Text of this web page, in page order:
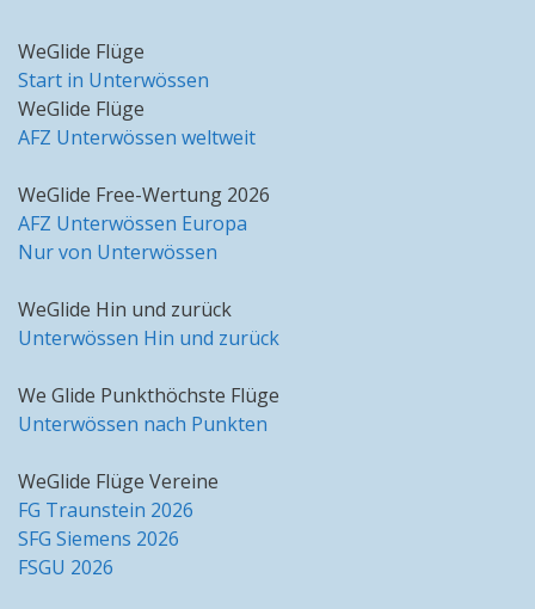
WeGlide Flüge
Start in Unterwössen
WeGlide Flüge
AFZ Unterwössen weltweit
WeGlide Free-Wertung 2026
AFZ Unterwössen Europa
Nur von Unterwössen
WeGlide Hin und zurück
Unterwössen Hin und zurück
We Glide Punkthöchste Flüge
Unterwössen nach Punkten
WeGlide Flüge Vereine
FG Traunstein 2026
SFG Siemens 2026
FSGU 2026